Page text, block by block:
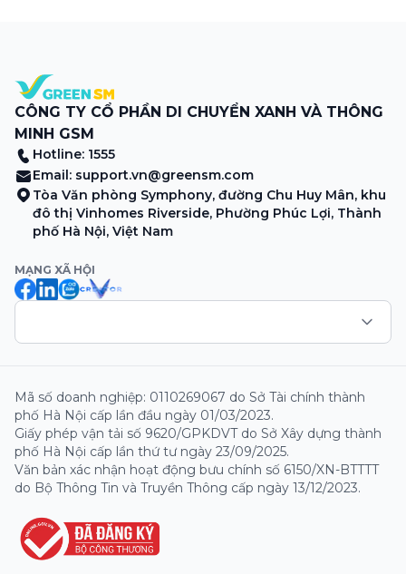
CÔNG TY CỔ PHẦN DI CHUYỂN XANH VÀ THÔNG
MINH GSM
Hotline: 1555
Email: support.vn@greensm.com
Tòa Văn phòng Symphony, đường Chu Huy Mân, khu
đô thị Vinhomes Riverside, Phường Phúc Lợi, Thành
phố Hà Nội, Việt Nam
MẠNG XÃ HỘI
Mã số doanh nghiệp: 0110269067 do Sở Tài chính thành
phố Hà Nội cấp lần đầu ngày 01/03/2023.
Giấy phép vận tải số 9620/GPKDVT do Sở Xây dựng thành
phố Hà Nội cấp lần thứ tư ngày 23/09/2025.
Văn bản xác nhận hoạt động bưu chính số 6150/XN-BTTTT
do Bộ Thông Tin và Truyền Thông cấp ngày 13/12/2023.